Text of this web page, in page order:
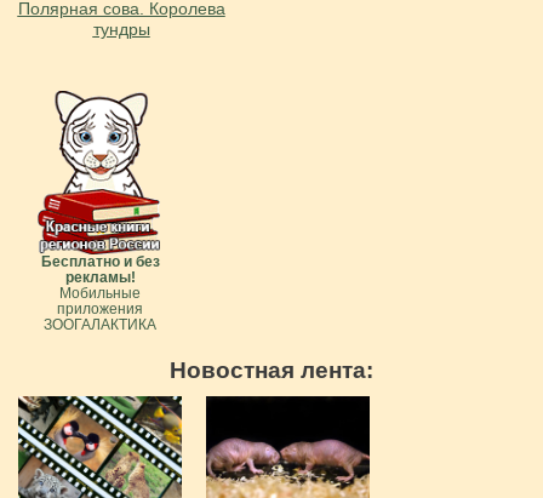
Полярная сова. Королева
тундры
Бесплатно и без
рекламы!
Мобильные
приложения
ЗООГАЛАКТИКА
Новостная лента: